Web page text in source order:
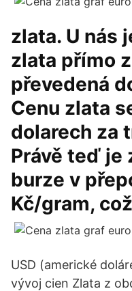
zlata. U nás
zlata přímo
převedená
Cenu zlata
dolarech za
Právě teď je
burze v
Kč/gram,
USD (americké
vývoj cien Zlata z